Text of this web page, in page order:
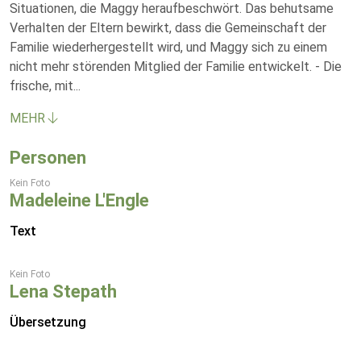
Situationen, die Maggy heraufbeschwört. Das behutsame
Verhalten der Eltern bewirkt, dass die Gemeinschaft der
Familie wiederhergestellt wird, und Maggy sich zu einem
nicht mehr störenden Mitglied der Familie entwickelt. - Die
frische, mit...
MEHR
Personen
Kein Foto
Madeleine L'Engle
Text
Kein Foto
Lena Stepath
Übersetzung